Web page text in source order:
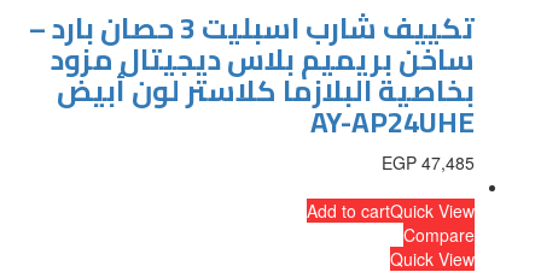
تكييف شارب اسبليت 3 حصان بارد –
ساخن بريميم بلاس ديجيتال مزود
بخاصية البلازما كلاستر لون أبيض
AY-AP24UHE
EGP 47,485
Add to cartQuick View
Compare
Quick View